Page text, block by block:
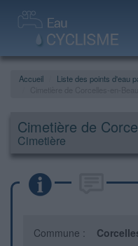
Accueil Liste des points d'eau
Cimetière de
Cimetière
Commune :